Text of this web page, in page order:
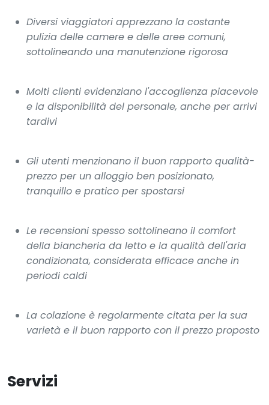
Diversi viaggiatori apprezzano la costante
pulizia delle camere e delle aree comuni,
sottolineando una manutenzione rigorosa
Molti clienti evidenziano l'accoglienza piacevole
e la disponibilità del personale, anche per arrivi
tardivi
Gli utenti menzionano il buon rapporto qualità-
prezzo per un alloggio ben posizionato,
tranquillo e pratico per spostarsi
Le recensioni spesso sottolineano il comfort
della biancheria da letto e la qualità dell'aria
condizionata, considerata efficace anche in
periodi caldi
La colazione è regolarmente citata per la sua
varietà e il buon rapporto con il prezzo proposto
Servizi